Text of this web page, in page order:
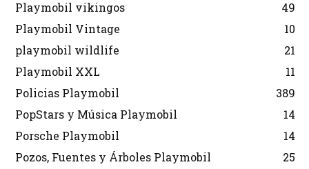
Playmobil vikingos
49
Playmobil Vintage
10
playmobil wildlife
21
Playmobil XXL
11
Policias Playmobil
389
PopStars y Música Playmobil
14
Porsche Playmobil
14
Pozos, Fuentes y Árboles Playmobil
25